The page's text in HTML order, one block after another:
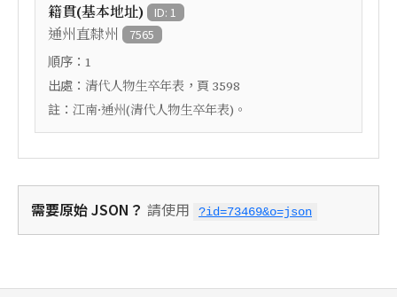
籍貫(基本地址) ID: 1
通州直隸州 7565
順序： 1
出處： 清代人物生卒年表 ，頁 3598
註： 江南·通州(清代人物生卒年表)。
需要原始 JSON？ 請使用 ?id=73469&o=json